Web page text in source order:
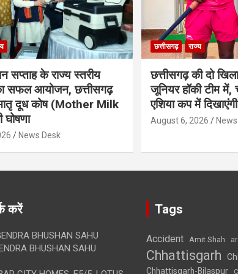
सप्ताह के राज्य स्तरीय
सफल आयोजन, छत्तीसगढ़
दूध कोष (Mother Milk
News Desk
छत्तीसगढ़ राज्य
छत्तीसगढ़ की दो
जूनियर हॉकी टीम में,
एशिया कप में
August 6, 2026
करें
BHUSHAN SAHU
BHUSHAN SAHU
Tags
Accident Amit Shah
Chhattisgarh
Chhattisgarh-Bilaspur